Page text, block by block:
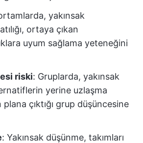
yakınsak
ortaya çıkan
uyum sağlama yeteneğini
riski: Gruplarda, yakınsak
yerine uzlaşma
çıktığı grup düşüncesine
: Yakınsak düşünme, takımları